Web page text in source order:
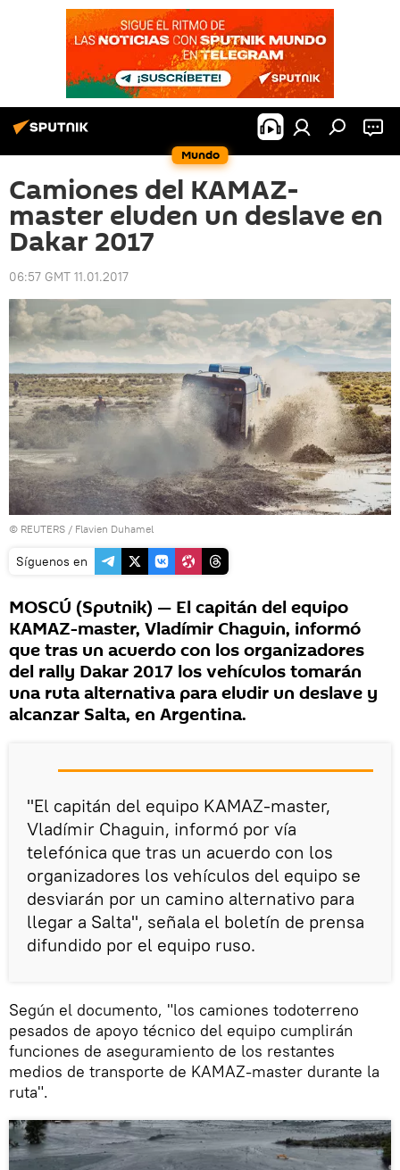
Mundo
Camiones del KAMAZ-
master eluden un deslave en
Dakar 2017
06:57 GMT 11.01.2017
© REUTERS / Flavien Duhamel
Síguenos en
MOSCÚ (Sputnik) — El capitán del equipo
KAMAZ-master, Vladímir Chaguin, informó
que tras un acuerdo con los organizadores
del rally Dakar 2017 los vehículos tomarán
una ruta alternativa para eludir un deslave y
alcanzar Salta, en Argentina.
"El capitán del equipo KAMAZ-master,
Vladímir Chaguin, informó por vía
telefónica que tras un acuerdo con los
organizadores los vehículos del equipo se
desviarán por un camino alternativo para
llegar a Salta", señala el boletín de prensa
difundido por el equipo ruso.
Según el documento, "los camiones todoterreno
pesados de apoyo técnico del equipo cumplirán
funciones de aseguramiento de los restantes
medios de transporte de KAMAZ-master durante la
ruta".